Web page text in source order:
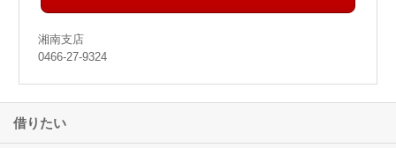
湘南支店
0466-27-9324
借りたい